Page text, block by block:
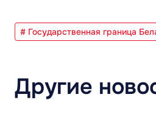
# Государственная граница
Другие